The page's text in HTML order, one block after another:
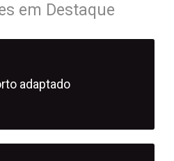
em Destaque
adaptado